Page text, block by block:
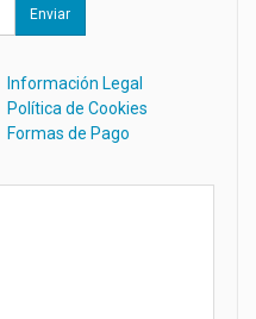
Enviar
Información Legal
Política de Cookies
Formas de Pago